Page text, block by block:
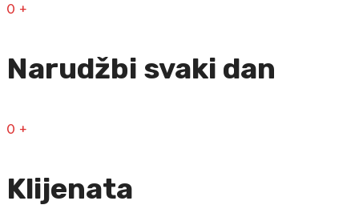
0 +
Narudžbi svaki dan
0 +
Klijenata